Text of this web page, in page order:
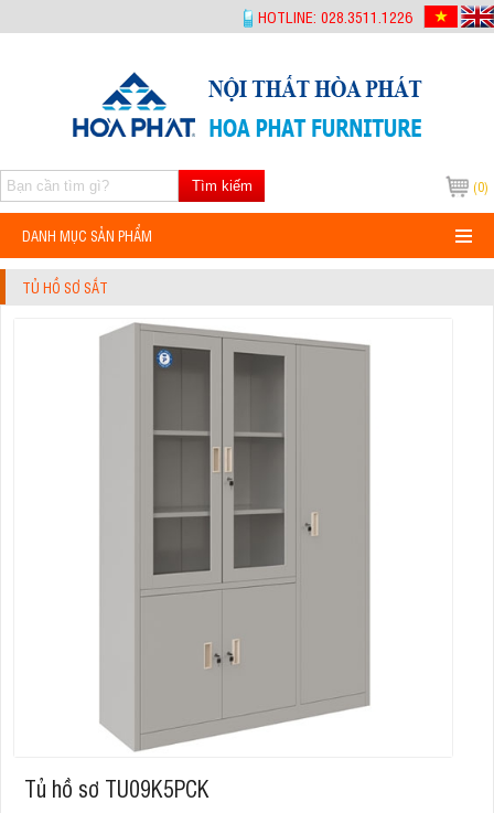
HOTLINE: 028.3511.1226
(0)
Tìm kiếm
DANH MỤC SẢN PHẨM
TỦ HỒ SƠ SẮT
Tủ hồ sơ TU09K5PCK